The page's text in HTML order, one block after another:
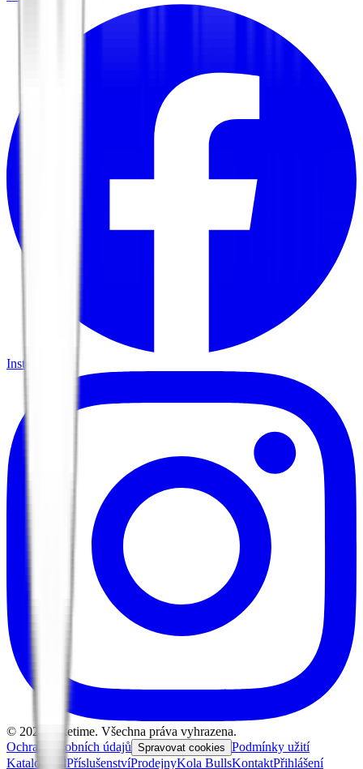
Instagram
© 2026
Biketime. Všechna práva vyhrazena.
Ochrana osobních údajů Spravovat cookies Podmínky užití
Katalog kolPříslušenstvíProdejnyKola BullsKontaktPřihlášení